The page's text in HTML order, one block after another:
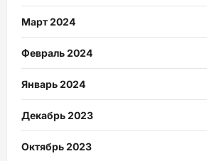
Март 2024
Февраль 2024
Январь 2024
Декабрь 2023
Октябрь 2023